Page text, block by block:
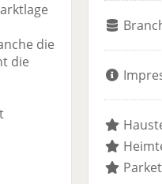
die
die